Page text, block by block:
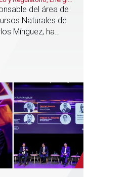
Naturales
del área de
Naturales de
Mínguez, ha